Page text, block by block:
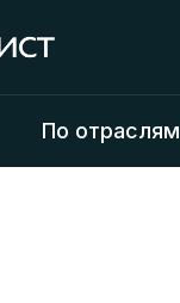
По отраслям